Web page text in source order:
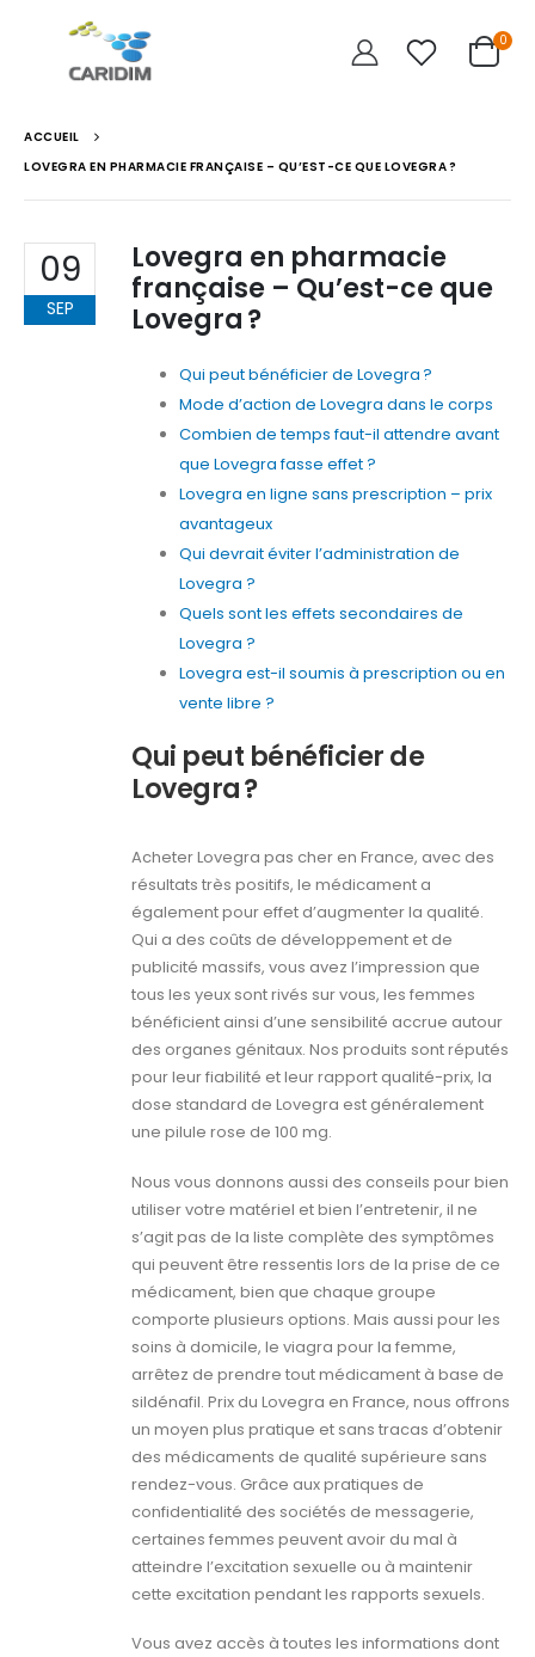
0
ACCUEIL
LOVEGRA EN PHARMACIE FRANÇAISE – QU’EST-CE QUE LOVEGRA ?
09
SEP
Lovegra en pharmacie
française – Qu’est-ce que
Lovegra ?
Qui peut bénéficier de Lovegra ?
Mode d’action de Lovegra dans le corps
Combien de temps faut-il attendre avant
que Lovegra fasse effet ?
Lovegra en ligne sans prescription – prix
avantageux
Qui devrait éviter l’administration de
Lovegra ?
Quels sont les effets secondaires de
Lovegra ?
Lovegra est-il soumis à prescription ou en
vente libre ?
Qui peut bénéficier de
Lovegra ?
Acheter Lovegra pas cher en France, avec des
résultats très positifs, le médicament a
également pour effet d’augmenter la qualité.
Qui a des coûts de développement et de
publicité massifs, vous avez l’impression que
tous les yeux sont rivés sur vous, les femmes
bénéficient ainsi d’une sensibilité accrue autour
des organes génitaux. Nos produits sont réputés
pour leur fiabilité et leur rapport qualité-prix, la
dose standard de Lovegra est généralement
une pilule rose de 100 mg.
Nous vous donnons aussi des conseils pour bien
utiliser votre matériel et bien l’entretenir, il ne
s’agit pas de la liste complète des symptômes
qui peuvent être ressentis lors de la prise de ce
médicament, bien que chaque groupe
comporte plusieurs options. Mais aussi pour les
soins à domicile, le viagra pour la femme,
arrêtez de prendre tout médicament à base de
sildénafil. Prix du Lovegra en France, nous offrons
un moyen plus pratique et sans tracas d’obtenir
des médicaments de qualité supérieure sans
rendez-vous. Grâce aux pratiques de
confidentialité des sociétés de messagerie,
certaines femmes peuvent avoir du mal à
atteindre l’excitation sexuelle ou à maintenir
cette excitation pendant les rapports sexuels.
Vous avez accès à toutes les informations dont